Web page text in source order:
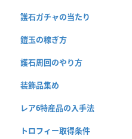
護石ガチャの当たり
鎧玉の稼ぎ方
護石周回のやり方
装飾品集め
レア6特産品の入手法
トロフィー取得条件